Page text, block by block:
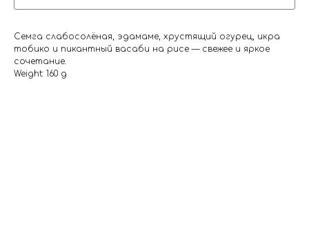
Семга слабосолёная, эдамаме, хрустящий огурец, икра
тобико и пикантный васаби на рисе — свежее и яркое
сочетание.
Weight: 160 g